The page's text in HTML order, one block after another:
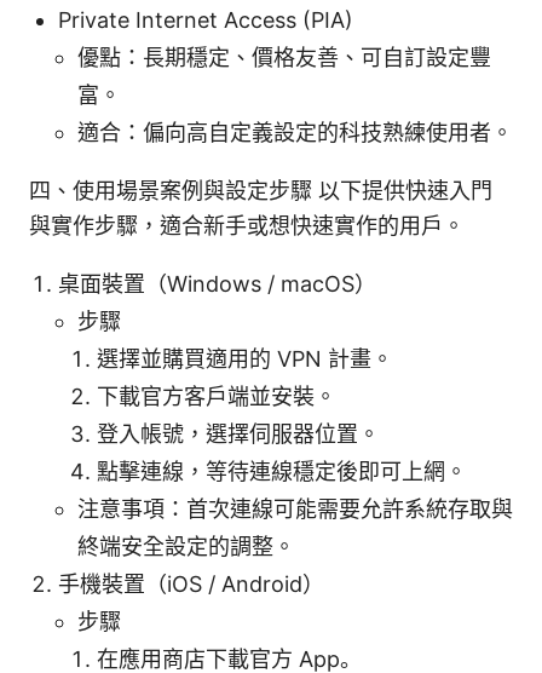
Private Internet Access (PIA)
優點：長期穩定、價格友善、可自訂設定豐
富。
適合：偏向高自定義設定的科技熟練使用者。
四、使用場景案例與設定步驟 以下提供快速入門
與實作步驟，適合新手或想快速實作的用戶。
桌面裝置（Windows / macOS）
步驟
選擇並購買適用的 VPN 計畫。
下載官方客戶端並安裝。
登入帳號，選擇伺服器位置。
點擊連線，等待連線穩定後即可上網。
注意事項：首次連線可能需要允許系統存取與
終端安全設定的調整。
手機裝置（iOS / Android）
步驟
在應用商店下載官方 App。